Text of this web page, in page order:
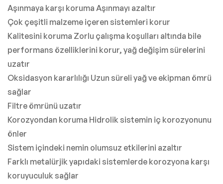
Aşınmaya karşı koruma Aşınmayı azaltır
Çok çeşitli malzeme içeren sistemleri korur
Kalitesini koruma Zorlu çalışma koşulları altında bile
performans özelliklerini korur, yağ değişim sürelerini
uzatır
Oksidasyon kararlılığı Uzun süreli yağ ve ekipman ömrü
sağlar
Filtre ömrünü uzatır
Korozyondan koruma Hidrolik sistemin iç korozyonunu
önler
Sistem içindeki nemin olumsuz etkilerini azaltır
Farklı metalürjik yapıdaki sistemlerde korozyona karşı
koruyuculuk sağlar